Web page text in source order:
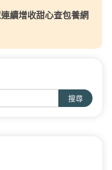
續增收甜心查包養網
搜尋